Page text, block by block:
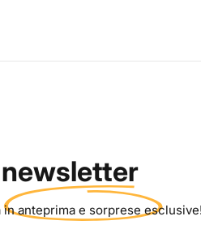
newsletter
anteprima e sorprese esclusive!